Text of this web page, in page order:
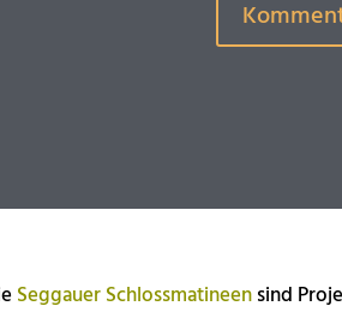
Seggauer Schlossmatineensind